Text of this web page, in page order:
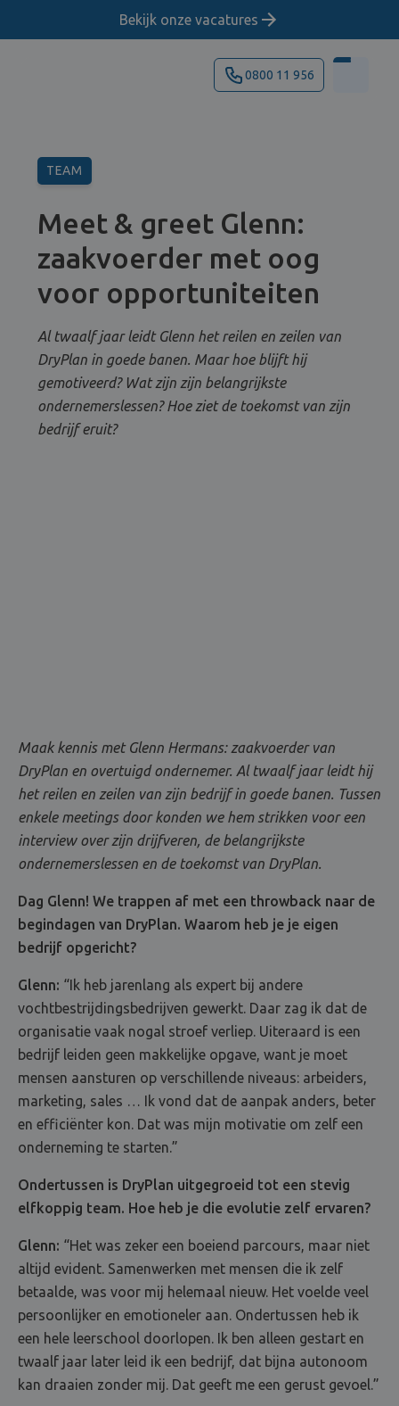
Bekijk onze vacatures
0800 11 956
TEAM
Meet & greet Glenn:
zaakvoerder met oog
voor opportuniteiten
Al twaalf jaar leidt Glenn het reilen en zeilen van
DryPlan in goede banen. Maar hoe blijft hij
gemotiveerd? Wat zijn zijn belangrijkste
ondernemerslessen? Hoe ziet de toekomst van zijn
bedrijf eruit?
Maak kennis met Glenn Hermans: zaakvoerder van
DryPlan en overtuigd ondernemer. Al twaalf jaar leidt hij
het reilen en zeilen van zijn bedrijf in goede banen. Tussen
enkele meetings door konden we hem strikken voor een
interview over zijn drijfveren, de belangrijkste
ondernemerslessen en de toekomst van DryPlan.
Dag Glenn! We trappen af met een throwback naar de
begindagen van DryPlan. Waarom heb je je eigen
bedrijf opgericht?
Glenn: “Ik heb jarenlang als expert bij andere
vochtbestrijdingsbedrijven gewerkt. Daar zag ik dat de
organisatie vaak nogal stroef verliep. Uiteraard is een
bedrijf leiden geen makkelijke opgave, want je moet
mensen aansturen op verschillende niveaus: arbeiders,
marketing, sales … Ik vond dat de aanpak anders, beter
en efficiënter kon. Dat was mijn motivatie om zelf een
onderneming te starten.”
Ondertussen is DryPlan uitgegroeid tot een stevig
elfkoppig team. Hoe heb je die evolutie zelf ervaren?
Glenn: “Het was zeker een boeiend parcours, maar niet
altijd evident. Samenwerken met mensen die ik zelf
betaalde, was voor mij helemaal nieuw. Het voelde veel
persoonlijker en emotioneler aan. Ondertussen heb ik
een hele leerschool doorlopen. Ik ben alleen gestart en
twaalf jaar later leid ik een bedrijf, dat bijna autonoom
kan draaien zonder mij. Dat geeft me een gerust gevoel.”